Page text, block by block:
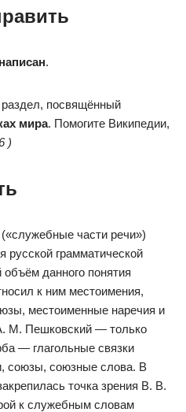
.
посвящённый
мира. Помогите Википедии,
)
части речи»)
русской грамматической
объём данного понятия
к ним местоимения,
местоименные наречия и
М. Пешковский — только
— глагольные связки
союзы, союзные слова. В
точка зрения В. В.
к служебным словам